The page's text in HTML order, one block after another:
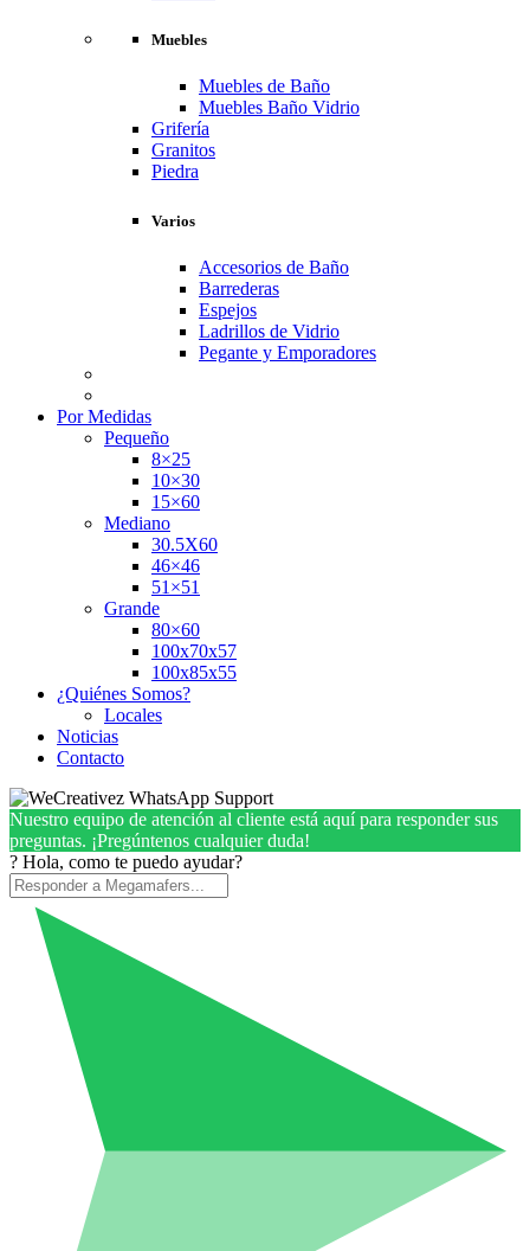
Muebles
Muebles de Baño
Muebles Baño Vidrio
Grifería
Granitos
Piedra
Varios
Accesorios de Baño
Barrederas
Espejos
Ladrillos de Vidrio
Pegante y Emporadores
Por Medidas
Pequeño
8×25
10×30
15×60
Mediano
30.5X60
46×46
51×51
Grande
80×60
100x70x57
100x85x55
¿Quiénes Somos?
Locales
Noticias
Contacto
Nuestro equipo de atención al cliente está aquí para responder sus
preguntas. ¡Pregúntenos cualquier duda!
? Hola, como te puedo ayudar?